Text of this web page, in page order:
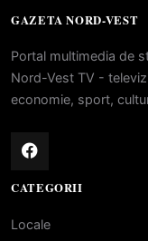
GAZETA NORD-VEST
Portal multimedia de
Nord-Vest TV -
economie, sport,
CATEGORII
Locale